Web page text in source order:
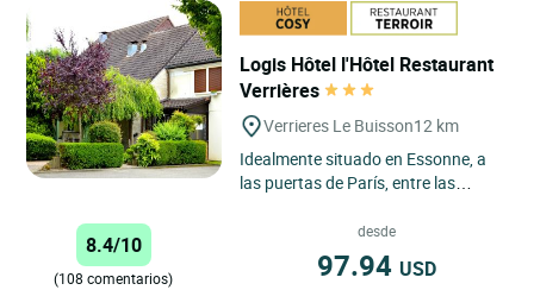
Logis Hôtel l'Hôtel Restaurant
Verrières
Verrieres Le Buisson12 km
Idealmente situado en Essonne, a
las puertas de París, entre las
le da la bienvenida...
8.4/10
(108 comentarios)
desde
97.94 USD